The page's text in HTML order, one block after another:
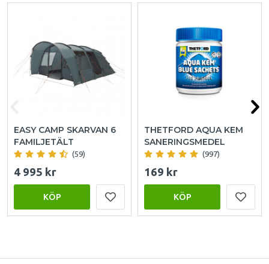
EASY CAMP SKARVAN 6
FAMILJETÄLT
(59)
4 995 kr
KÖP
THETFORD AQUA KEM
SANERINGSMEDEL
(997)
169 kr
KÖP